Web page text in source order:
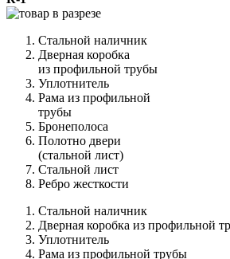
Стальной наличник
Дверная коробка
из профильной трубы
Уплотнитель
Рама из профильной
трубы
Бронеполоса
Полотно двери
(стальной лист)
Стальной лист
Ребро жесткости
Стальной наличник
Дверная коробка из профильной
Уплотнитель
Рама из профильной трубы